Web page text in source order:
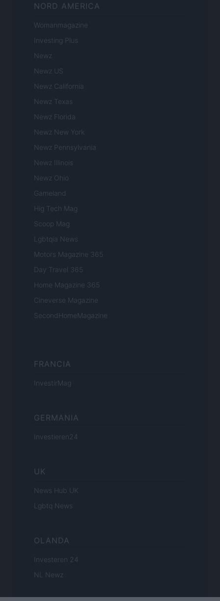
NORD AMERICA
Womanmagazine
Investing Plus
Newz
Newz US
Newz California
Newz Texas
Newz Florida
Newz New York
Newz Pennsylvania
Newz Illinois
Newz Ohio
Gameland
Hig Tech Mag
Scoop Mag
Lgbtqia News
Motors Magazine 365
Day Travel 365
Home Magazine 365
Cineverse Magazine
SecondHomeMagazine
FRANCIA
InvestirMag
GERMANIA
Investieren24
UK
News Hub UK
Lgbtq News
OLANDA
Investeren 24
NL Newz